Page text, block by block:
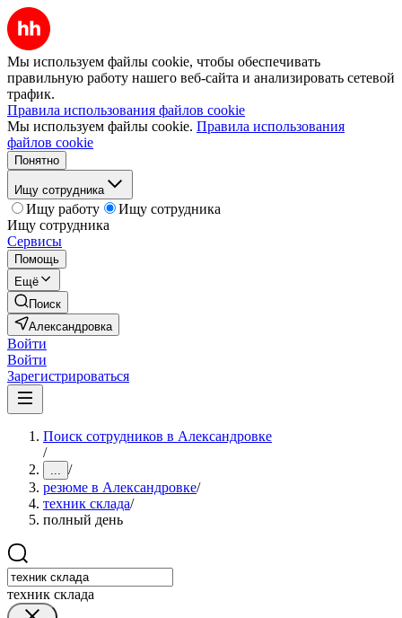
Мы используем файлы cookie, чтобы обеспечивать
правильную работу нашего веб-сайта и анализировать сетевой
трафик.
Правила использования файлов cookie
Мы используем файлы cookie. Правила использования
файлов cookie
Понятно
Ищу сотрудника
Ищу работу
Ищу сотрудника
Ищу сотрудника
Сервисы
Помощь
Ещё
Поиск
Александровка
Войти
Войти
Зарегистрироваться
Поиск сотрудников в Александровке
/
... /
резюме в Александровке/
техник склада/
полный день
техник склада